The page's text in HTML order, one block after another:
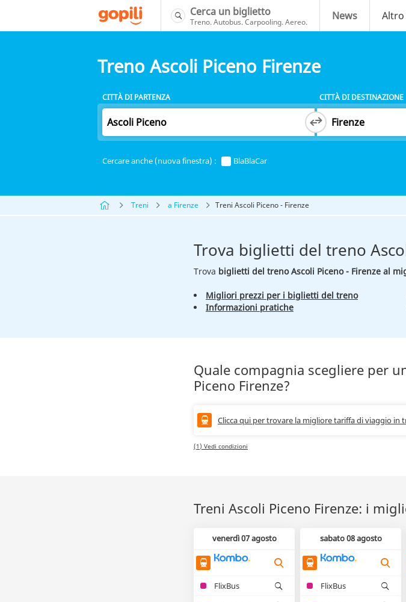
Cerca un biglietto
Treno. Autobus. Carpooling. Aereo. News Altro
Treno Ascoli Piceno Firenze
CITTÀ DI PARTENZA CITTÀ DI DESTINAZIONE
Cercare anche (nuova finestra) : BlaBlaCar
Treni a Firenze Treni Ascoli Piceno - Firenze
Trova biglietti del treno
Trova biglietti del treno Ascoli Piceno - Firenze al
Migliori prezzi per i biglietti del treno
Informazioni pratiche
Quale compagnia scegliere per
Piceno Firenze?
Clicca qui per trovare la migliore tariffa di viaggio in
(1) Vedi condizioni
Treni Ascoli Piceno Firenze: i
venerdì 07 agosto
FlixBus
sabato 08 agosto
FlixBus